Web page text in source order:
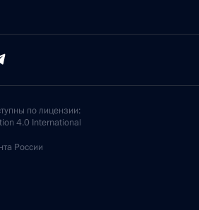
по лицензии:
4.0 International
России